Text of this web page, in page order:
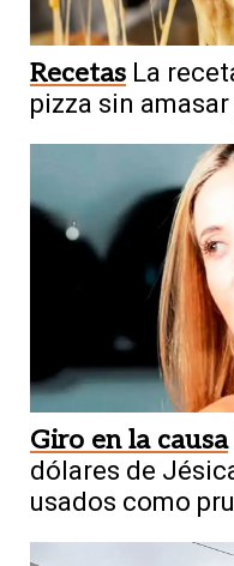
Recetas La
pizza sin
Giro en la causa
dólares de
usados como